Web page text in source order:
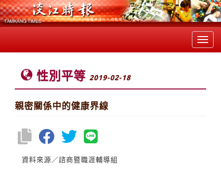
性別平等 2019-02-18
親密關係中的健康界線
資料來源／諮商暨職涯輔導組